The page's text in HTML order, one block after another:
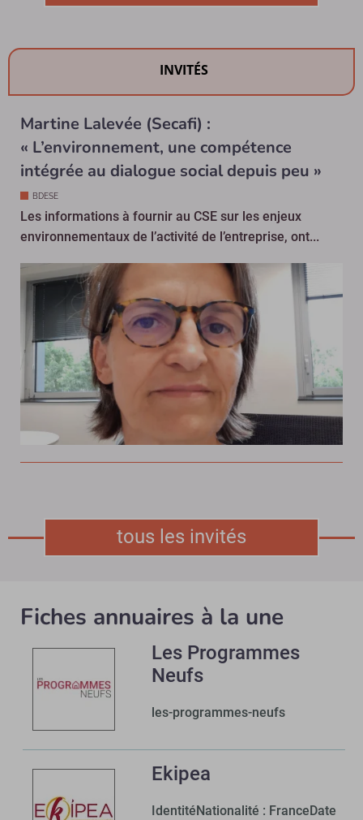
INVITÉS
Martine Lalevée (Secafi) :
« L’environnement, une compétence
intégrée au dialogue social depuis peu »
BDESE
Les informations à fournir au CSE sur les enjeux
environnementaux de l’activité de l’entreprise, ont...
tous les invités
Fiches annuaires à la une
Les Programmes
Neufs
les-programmes-neufs
Ekipea
IdentitéNationalité : FranceDate